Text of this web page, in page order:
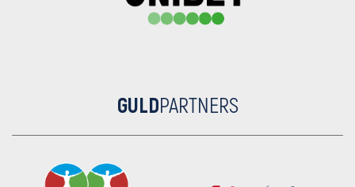
GULDPARTNERS